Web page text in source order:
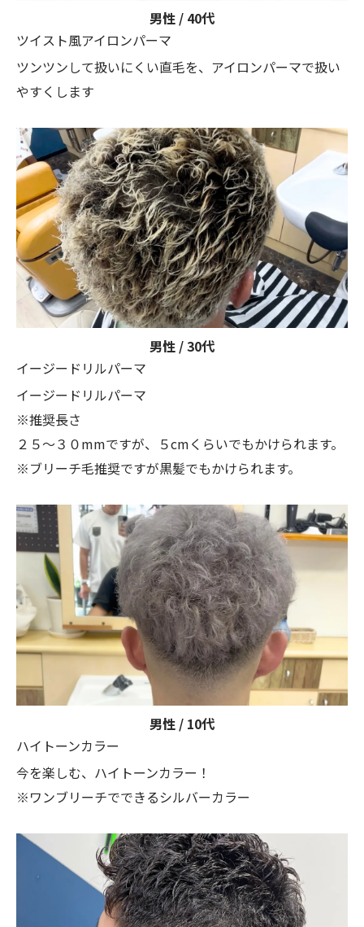
男性 / 40代
ツイスト風アイロンパーマ
ツンツンして扱いにくい直毛を、アイロンパーマで扱い
やすくします
男性 / 30代
イージードリルパーマ
イージードリルパーマ
※推奨長さ
２５〜３０mmですが、５cmくらいでもかけられます。
※ブリーチ毛推奨ですが黒髪でもかけられます。
男性 / 10代
ハイトーンカラー
今を楽しむ、ハイトーンカラー！
※ワンブリーチでできるシルバーカラー